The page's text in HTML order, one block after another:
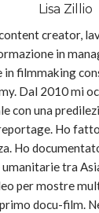
Lisa Zillio
creator,
in
in filmmaking
Dal 2010 mi
con una
Ho
Ho
tra
per mostre
docu-film.